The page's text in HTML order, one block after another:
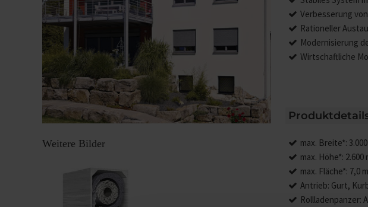
Verbesserung
Rationeller
Modernisierung
Wirtschaftliche
max. Breite*:
max. Höhe*: 2.600
max. Fläche*: 7,0
Antrieb: Gurt,
Rollladenpanzer:
Weitere Bilder